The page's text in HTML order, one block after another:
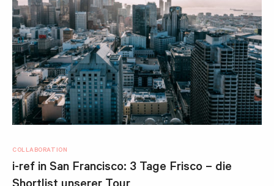
COLLABORATION
i-ref in San Francisco: 3 Tage Frisco – die